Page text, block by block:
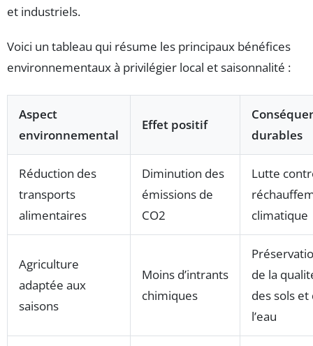
et industriels.
Voici un tableau qui résume les principaux bénéfices
environnementaux à privilégier local et saisonnalité :
Aspect
environnemental
Effet positif
durables
Réduction des
transports
alimentaires
Diminution des
émissions de
CO2
Lutte
climatique
Agriculture
adaptée aux
saisons
Moins d’intrants
chimiques
de la
des sols et
l’eau